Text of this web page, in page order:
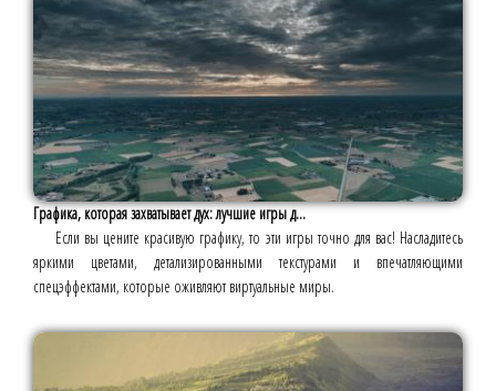
Графика, которая захватывает дух: лучшие игры д...
Если вы цените красивую графику, то эти игры точно для вас! Насладитесь
яркими цветами, детализированными текстурами и впечатляющими
спецэффектами, которые оживляют виртуальные миры.